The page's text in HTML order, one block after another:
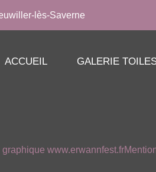
lès-Saverne
ACCUEIL GALERIE
www.erwannfest.fr